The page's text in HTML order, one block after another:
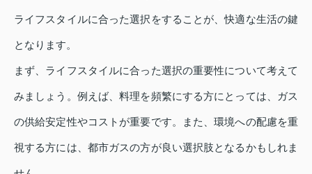
ライフスタイルに合った選択をすることが、快適な生活の鍵
となります。
まず、ライフスタイルに合った選択の重要性について考えて
みましょう。例えば、料理を頻繁にする方にとっては、ガス
の供給安定性やコストが重要です。また、環境への配慮を重
視する方には、都市ガスの方が良い選択肢となるかもしれま